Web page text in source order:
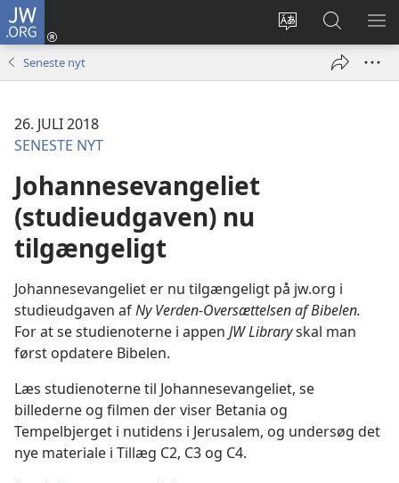
JW.ORG
Vælg
Log
på
Søg
på
JW.ORG
VIS
Seneste nyt
26. JULI 2018
SENESTE NYT
Johannesevangeliet
(studieudgaven) nu
tilgængeligt
Johannesevangeliet er nu tilgængeligt på jw.org i
studieudgaven afNy Verden-Oversættelsen af Bibelen.
For at se studienoterne i appen JW Libraryskal man
først opdatere Bibelen.
Læs studienoterne til Johannesevangeliet, se
billederne og filmen der viser Betania og
Tempelbjerget i nutidens i Jerusalem, og undersøg det
nye materiale i Tillæg C2, C3 og C4.